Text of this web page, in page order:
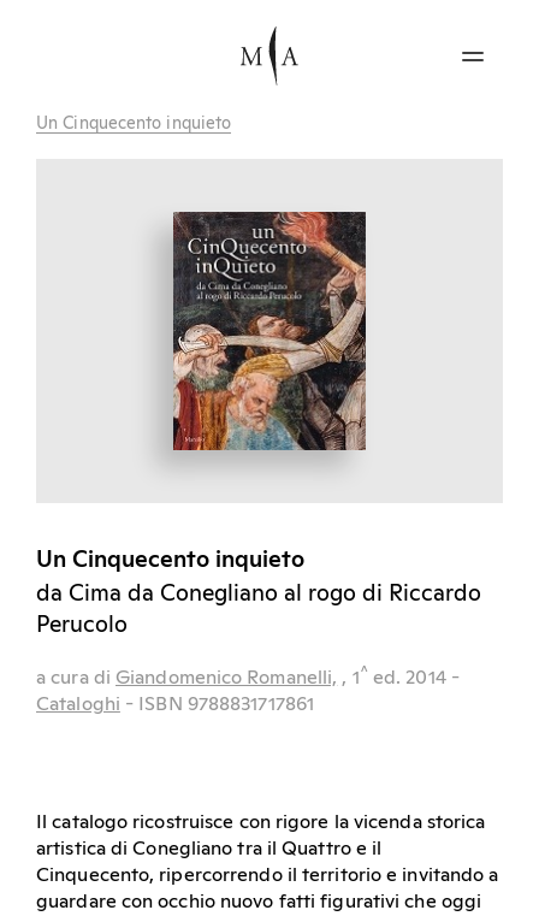
Un Cinquecento inquieto
Un Cinquecento inquieto
da Cima da Conegliano al rogo di Riccardo
Perucolo
a cura di Giandomenico Romanelli, , 1^ ed. 2014 -
Cataloghi - ISBN 9788831717861
Il catalogo ricostruisce con rigore la vicenda storica
artistica di Conegliano tra il Quattro e il
Cinquecento, ripercorrendo il territorio e invitando a
guardare con occhio nuovo fatti figurativi che oggi